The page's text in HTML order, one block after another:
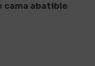
cama abatible